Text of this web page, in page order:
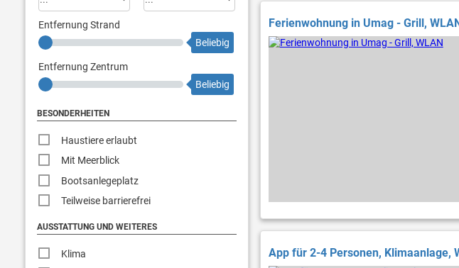
Entfernung Strand
Beliebig
Entfernung Zentrum
Beliebig
BESONDERHEITEN
Haustiere erlaubt
Mit Meerblick
Bootsanlegeplatz
Teilweise barrierefrei
AUSSTATTUNG UND WEITERES
Klima
Ferienwohnung in Umag - Grill,
App für 2-4 Personen, Klimaanlage,